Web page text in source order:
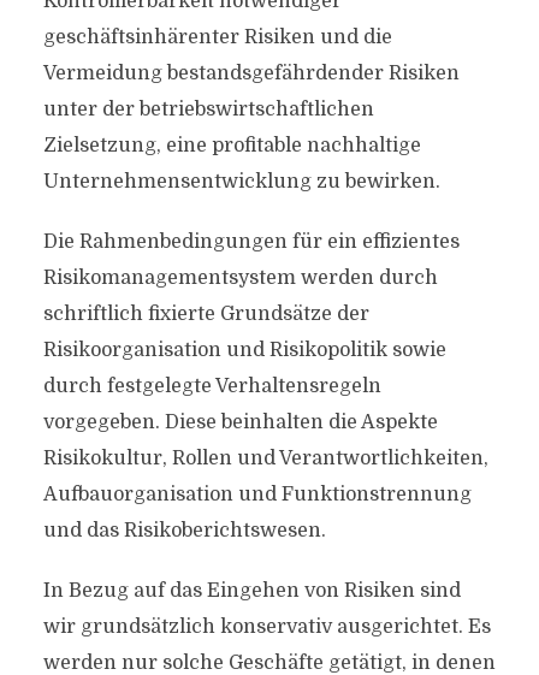
geschäftsinhärenter Risiken und die
Vermeidung bestandsgefährdender Risiken
unter der betriebswirtschaftlichen
Zielsetzung, eine profitable nachhaltige
Unternehmensentwicklung zu bewirken.
Die Rahmenbedingungen für ein effizientes
Risikomanagementsystem werden durch
schriftlich fixierte Grundsätze der
Risikoorganisation und Risikopolitik sowie
durch festgelegte Verhaltensregeln
vorgegeben. Diese beinhalten die Aspekte
Risikokultur, Rollen und Verantwortlichkeiten,
Aufbauorganisation und Funktionstrennung
und das Risikoberichtswesen.
In Bezug auf das Eingehen von Risiken sind
wir grundsätzlich konservativ ausgerichtet. Es
werden nur solche Geschäfte getätigt, in denen